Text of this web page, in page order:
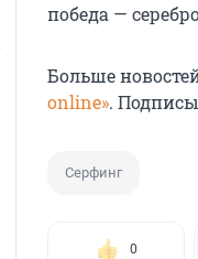
победа —
Больше
online».
Серфинг
0